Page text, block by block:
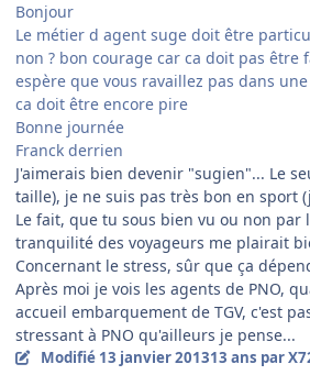
Bonjour
Le métier d agent suge doit être
non ? bon courage car ca doit pas être
espère que vous ravaillez pas dans
ca doit être encore pire
Bonne journée
Franck derrien
J'aimerais bien devenir "sugien"... Le
taille), je ne suis pas très bon en sport
Le fait, que tu sous bien vu ou non par
tranquilité des voyageurs me plairait
Concernant le stress, sûr que ça
Après moi je vois les agents de PNO,
accueil embarquement de TGV, c'est
stressant à PNO qu'ailleurs je pense...
Modifié 13 janvier 201313 ans par